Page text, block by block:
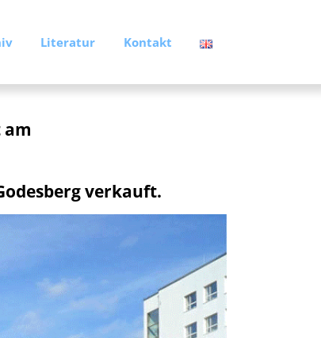
Literatur Kontakt
verkauft.